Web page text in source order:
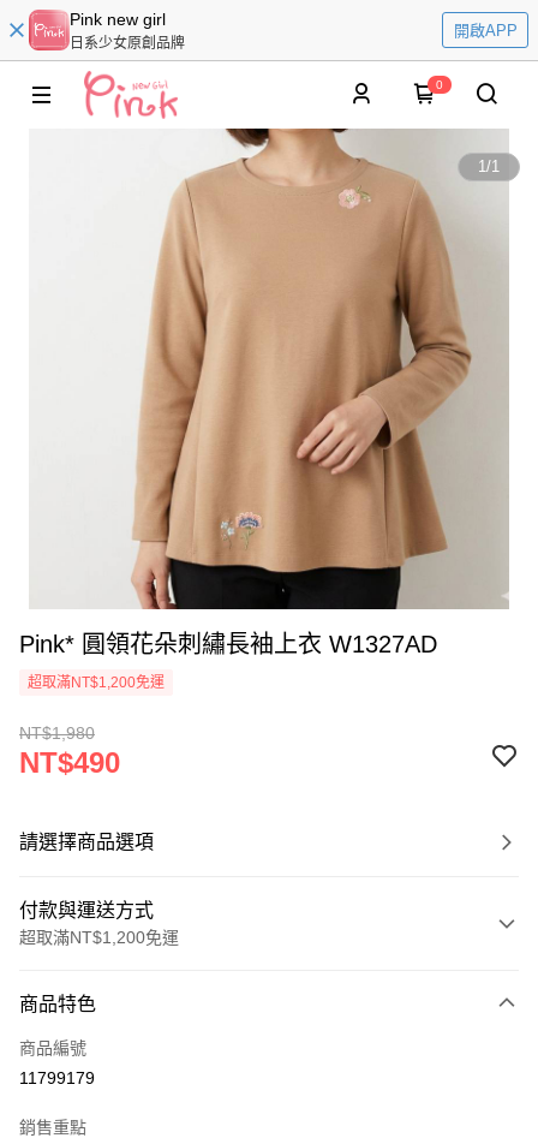
Pink new girl
日系少女原創品牌
開啟APP
0
1/1
Pink* 圓領花朵刺繡長袖上衣 W1327AD
超取滿NT$1,200免運
NT$1,980
NT$490
請選擇商品選項
付款與運送方式
超取滿NT$1,200免運
信用卡一次付款
超商取貨付款
商品特色
商品編號
11799179
銷售重點